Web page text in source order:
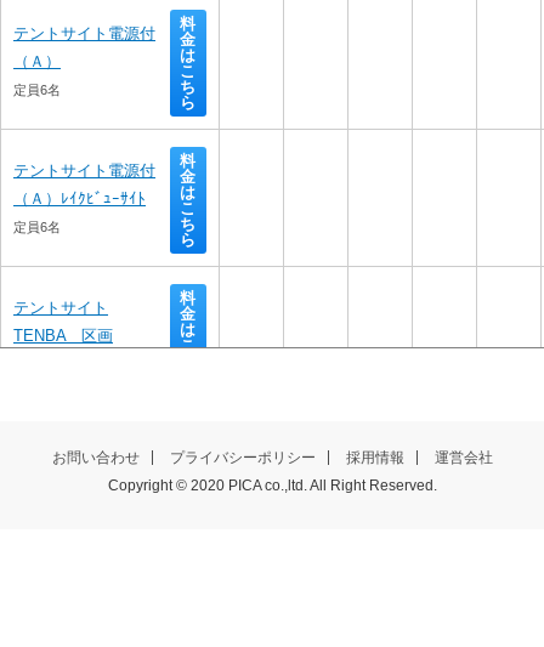
テントサイト電源付
（Ａ）
定員6名
料
金
は
こ
ち
ら
テントサイト電源付
（Ａ）ﾚｲｸﾋﾞｭｰｻｲﾄ
定員6名
料
金
は
こ
ち
ら
テントサイト
TENBA　区画
料
金
は
こ
TENBAフリーサイト
金
は
こ
お問い合わせ プライバシーポリシー 採用情報 運営会社
Copyright © 2020 PICA co.,ltd. All Right Reserved.